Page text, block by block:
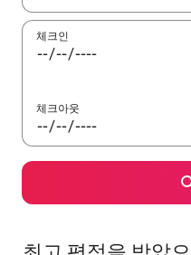
체크인
체크아웃